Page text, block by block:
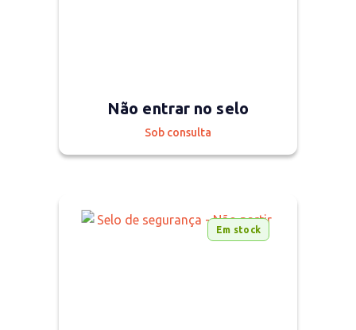
Não entrar no selo
Sob consulta
Em stock